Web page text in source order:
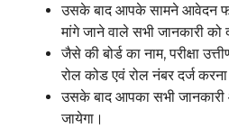
उसके बाद आपके सामने आवेदन
मांगे जाने वाले सभी जानकारी को
जैसे की बोर्ड का नाम, परीक्षा
रोल कोड एवं रोल नंबर दर्ज करना
उसके बाद आपका सभी
जायेगा।